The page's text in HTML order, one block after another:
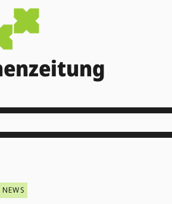
NEWS